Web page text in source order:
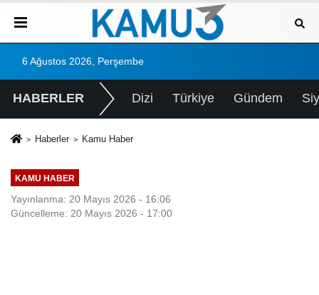
6 Ağustos 2026, Perşembe
HABERLER Dizi Türkiye Gündem
Haberler Kamu Haber
KAMU HABER
Yayınlanma: 20 Mayıs 2026 - 16:06
Güncelleme: 20 Mayıs 2026 - 17:00